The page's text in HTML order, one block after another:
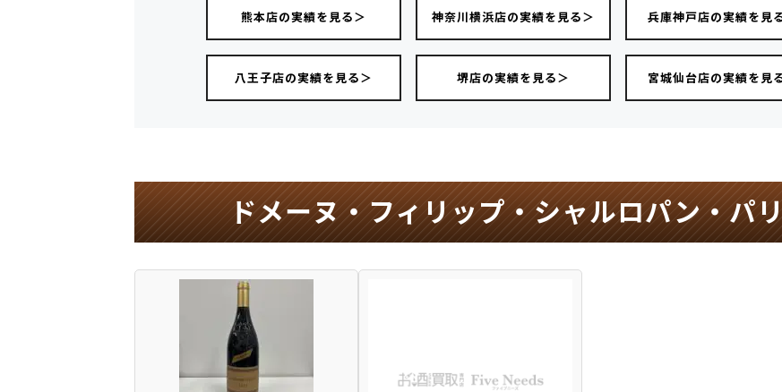
熊本店の実績を見る＞ 神奈川横浜店の実績を見る＞ 兵庫神戸店の実績を見
八王子店の実績を見る＞ 堺店の実績を見る＞ 宮城仙台店の実績を見
ドメーヌ・フィリップ・シャルロパン・パ